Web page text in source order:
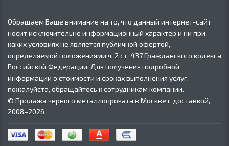
Обращаем Ваше внимание на то, что данный интернет-сайт
носит исключительно информационный характер и ни при
каких условиях не является публичной офертой,
определяемой положениями ч. 2 ст. 437 Гражданского кодекса
Российской Федерации. Для получения подробной
информации о стоимости и сроках выполнения услуг,
пожалуйста, обращайтесь к сотрудникам компании.
© Продажа черного металлопроката в Москве с доставкой,
2008–2026.